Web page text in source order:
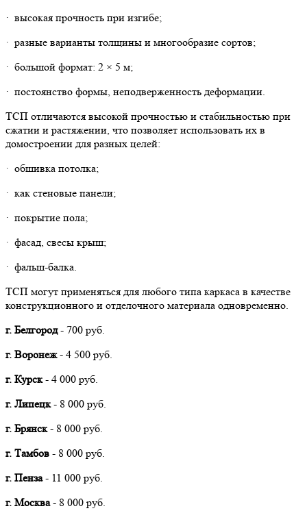
· высокая прочность при изгибе;
· разные варианты толщины и многообразие сортов;
· большой формат: 2 × 5 м;
· постоянство формы, неподверженность деформации.
ТСП отличаются высокой прочностью и стабильностью при
сжатии и растяжении, что позволяет использовать их в
домостроении для разных целей:
· обшивка потолка;
· как стеновые панели;
· покрытие пола;
· фасад, свесы крыш;
· фальш-балка.
ТСП могут применяться для любого типа каркаса в качестве
конструкционного и отделочного материала одновременно.
г. Белгород- 700 руб.
г. Воронеж- 4 500 руб.
г. Курск- 4 000 руб.
г. Липецк- 8 000 руб.
г. Брянск- 8 000 руб.
г. Тамбов - 8 000 руб.
г. Пенза- 11 000 руб.
г. Москва- 8 000 руб.